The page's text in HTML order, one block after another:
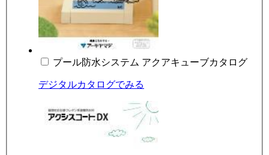
プール防水システム アクアキューブカタログ
デジタルカタログでみる